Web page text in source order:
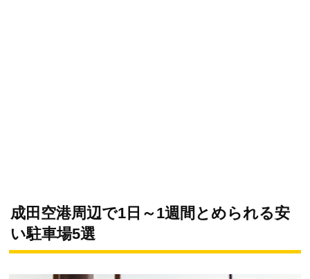
成田空港周辺で1日～1週間とめられる安
い駐車場5選